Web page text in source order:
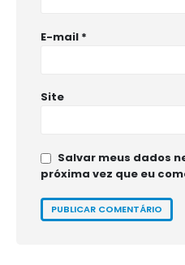
E-mail *
Site
Salvar meus dados
próxima vez que eu